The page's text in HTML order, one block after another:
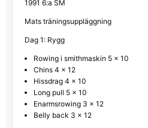
1991 6:a SM
Mats träningsuppläggning
Dag 1: Rygg
Rowing i smithmaskin 5 x 10
Chins 4 x 12
Hissdrag 4 x 10
Long pull 5 x 10
Enarmsrowing 3 x 12
Belly back 3 x 12